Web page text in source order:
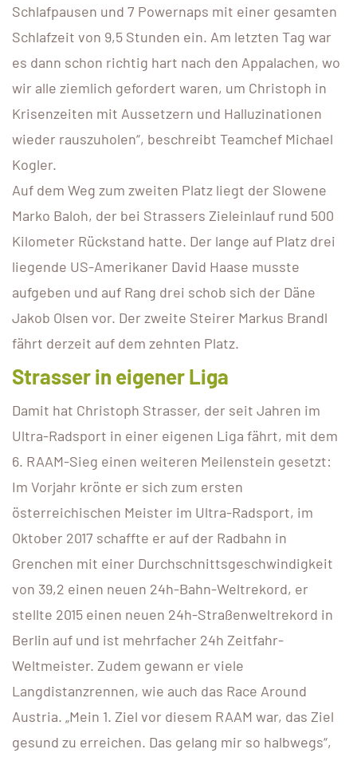
Schlafpausen und 7 Powernaps mit einer gesamten
Schlafzeit von 9,5 Stunden ein. Am letzten Tag war
es dann schon richtig hart nach den Appalachen, wo
wir alle ziemlich gefordert waren, um Christoph in
Krisenzeiten mit Aussetzern und Halluzinationen
wieder rauszuholen“, beschreibt Teamchef Michael
Kogler.
Auf dem Weg zum zweiten Platz liegt der Slowene
Marko Baloh, der bei Strassers Zieleinlauf rund 500
Kilometer Rückstand hatte. Der lange auf Platz drei
liegende US-Amerikaner David Haase musste
aufgeben und auf Rang drei schob sich der Däne
Jakob Olsen vor. Der zweite Steirer Markus Brandl
fährt derzeit auf dem zehnten Platz.
Strasser in eigener Liga
Damit hat Christoph Strasser, der seit Jahren im
Ultra-Radsport in einer eigenen Liga fährt, mit dem
6. RAAM-Sieg einen weiteren Meilenstein gesetzt:
Im Vorjahr krönte er sich zum ersten
österreichischen Meister im Ultra-Radsport, im
Oktober 2017 schaffte er auf der Radbahn in
Grenchen mit einer Durchschnittsgeschwindigkeit
von 39,2 einen neuen 24h-Bahn-Weltrekord, er
stellte 2015 einen neuen 24h-Straßenweltrekord in
Berlin auf und ist mehrfacher 24h Zeitfahr-
Weltmeister. Zudem gewann er viele
Langdistanzrennen, wie auch das Race Around
Austria. „Mein 1. Ziel vor diesem RAAM war, das Ziel
gesund zu erreichen. Das gelang mir so halbwegs“,